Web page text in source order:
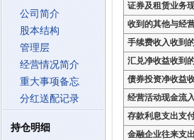
公司简介
股本结构
管理层
经营情况简介
重大事项备忘
分红送配记录
持仓明细
证券及租赁业务
收到的其他与经
手续费收入收到
汇兑净收益收到
债券投资净收益
经营活动现金流
存款利息支出支
金融企业往来支